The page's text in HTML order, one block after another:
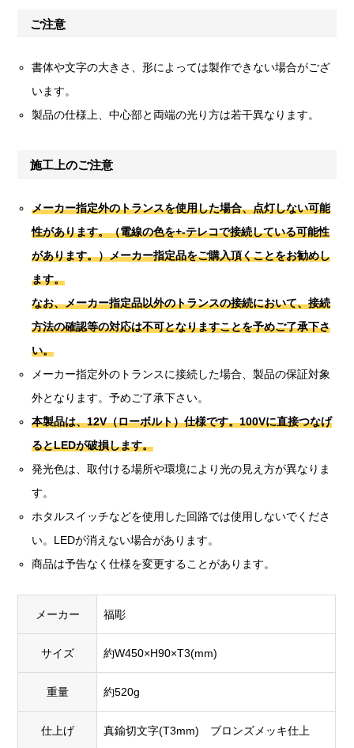
ご注意
書体や文字の大きさ、形によっては製作できない場合がござ
います。
製品の仕様上、中心部と両端の光り方は若干異なります。
施工上のご注意
メーカー指定外のトランスを使用した場合、点灯しない可能
性があります。（電線の色を+-テレコで接続している可能性
があります。）メーカー指定品をご購入頂くことをお勧めし
ます。
なお、メーカー指定品以外のトランスの接続において、接続
方法の確認等の対応は不可となりますことを予めご了承下さ
い。
メーカー指定外のトランスに接続した場合、製品の保証対象
外となります。予めご了承下さい。
本製品は、12V（ローボルト）仕様です。100Vに直接つなげ
るとLEDが破損します。
発光色は、取付ける場所や環境により光の見え方が異なりま
す。
ホタルスイッチなどを使用した回路では使用しないでくださ
い。LEDが消えない場合があります。
商品は予告なく仕様を変更することがあります。
メーカー 福彫
サイズ 約W450×H90×T3(mm)
重量 約520g
仕上げ 真鍮切文字(T3mm) ブロンズメッキ仕上